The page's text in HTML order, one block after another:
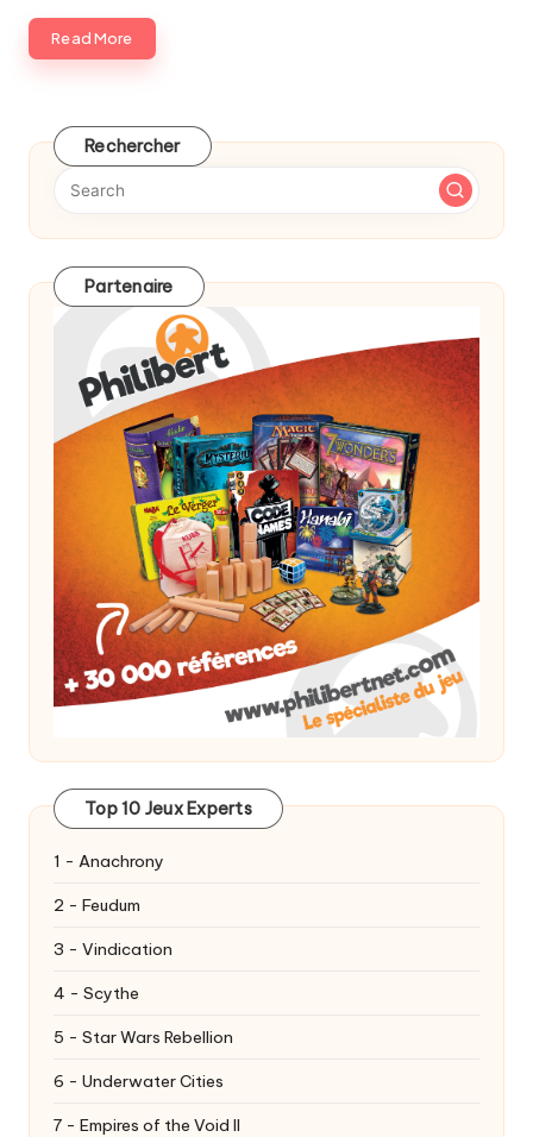
Read More
Rechercher
Partenaire
Top 10 Jeux Experts
1 - Anachrony
2 - Feudum
3 - Vindication
4 - Scythe
5 - Star Wars Rebellion
6 - Underwater Cities
7 - Empires of the Void II